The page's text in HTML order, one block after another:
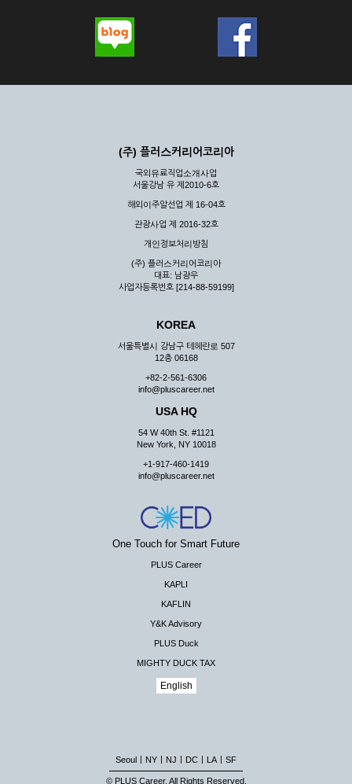
(주) 플러스커리어코리아
국외유료직업소개사업
서울강남 유 제2010-6호
해외이주알선업 제 16-04호
관광사업 제 2016-32호
개인정보처리방침
(주) 플러스커리어코리아
대표: 남광우
사업자등록번호 [214-88-59199]
KOREA
서울특별시 강남구 테헤란로 507
12층 06168
+82-2-561-6306
info@pluscareer.net
USA HQ
54 W 40th St. #1121
New York, NY 10018
+1-917-460-1419
info@pluscareer.net
One Touch for Smart Future
PLUS Career
KAPLI
KAFLIN
Y&K Advisory
PLUS Duck
MIGHTY DUCK TAX
English
Seoul NY NJ DC LA SF
© PLUS Career. All Rights Reserved.